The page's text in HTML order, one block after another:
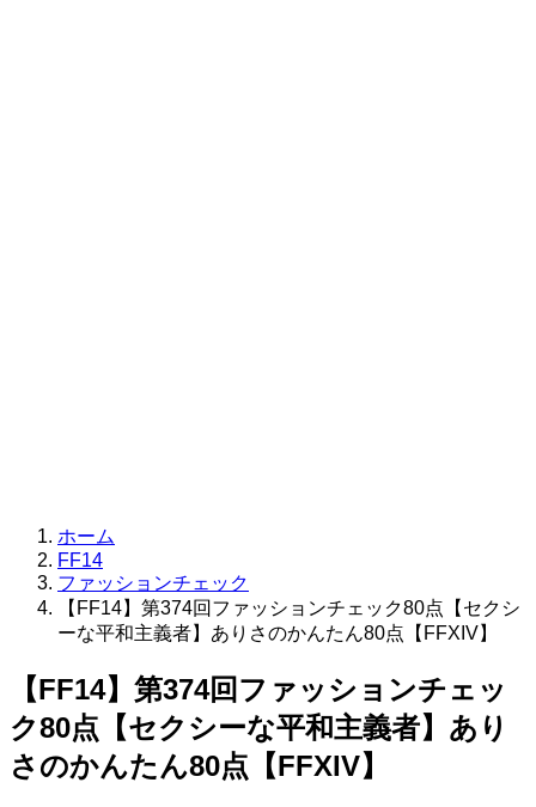
ホーム
FF14
ファッションチェック
【FF14】第374回ファッションチェック80点【セクシ
ーな平和主義者】ありさのかんたん80点【FFXIV】
【FF14】第374回ファッションチェッ
ク80点【セクシーな平和主義者】あり
さのかんたん80点【FFXIV】